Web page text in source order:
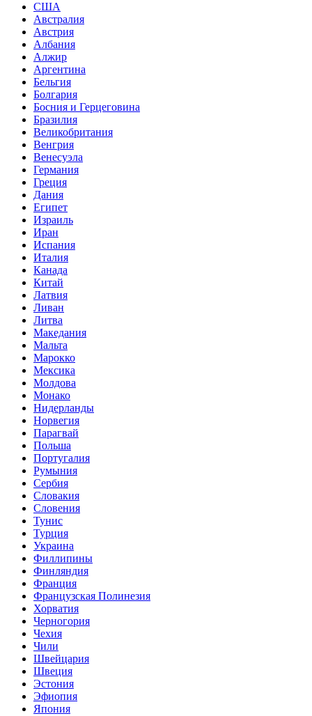
США
Австралия
Австрия
Албания
Алжир
Аргентина
Бельгия
Болгария
Босния и Герцеговина
Бразилия
Великобритания
Венгрия
Венесуэла
Германия
Греция
Дания
Египет
Израиль
Иран
Испания
Италия
Канада
Китай
Латвия
Ливан
Литва
Македания
Мальта
Марокко
Мексика
Молдова
Монако
Нидерланды
Норвегия
Парагвай
Польша
Португалия
Румыния
Сербия
Словакия
Словения
Тунис
Турция
Украина
Филлипины
Финляндия
Франция
Французская Полинезия
Хорватия
Черногория
Чехия
Чили
Швейцария
Швеция
Эстония
Эфиопия
Япония